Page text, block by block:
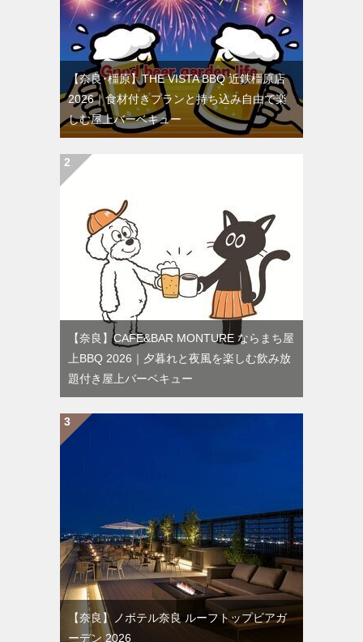
【奈良･橿原】THE VISTA BBQ 近鉄橿原店
2026｜食材付きプランと持ち込み自由で楽
しむ屋上バーベキュー
【奈良】CAFE&BAR MONTURE ならまち屋
上BBQ 2026｜夕暮れと夜風を楽しむ飲み放
題付き屋上バーベキュー
【奈良】ノボテル奈良 ルーフトップビアガ
ーデン 2026